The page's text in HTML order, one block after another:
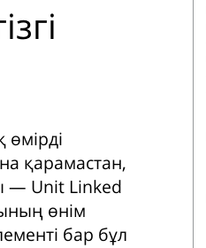
қарамастан,
— Unit Linked
өнім
бар бұл